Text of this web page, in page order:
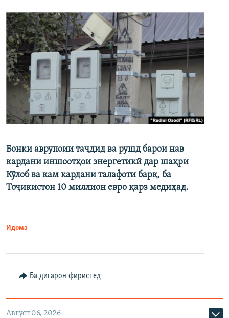
Бонки аврупоии таҷдид ва рушд барои нав
кардани иншоотҳои энергетикӣ дар шаҳри
Кӯлоб ва кам кардани талафоти барқ, ба
Тоҷикистон 10 миллион евро қарз медиҳад.
Идома
Ба дигарон фиристед
Август 06, 2026